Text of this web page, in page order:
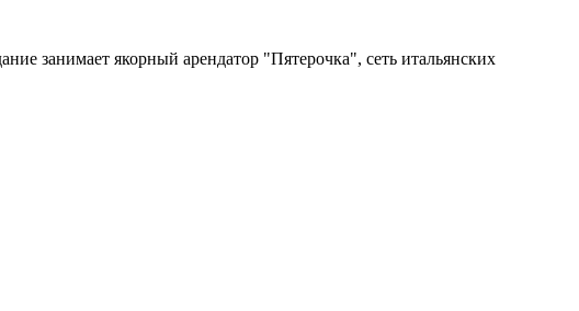
занимает якорный арендатор "Пятерочка", сеть итальянских